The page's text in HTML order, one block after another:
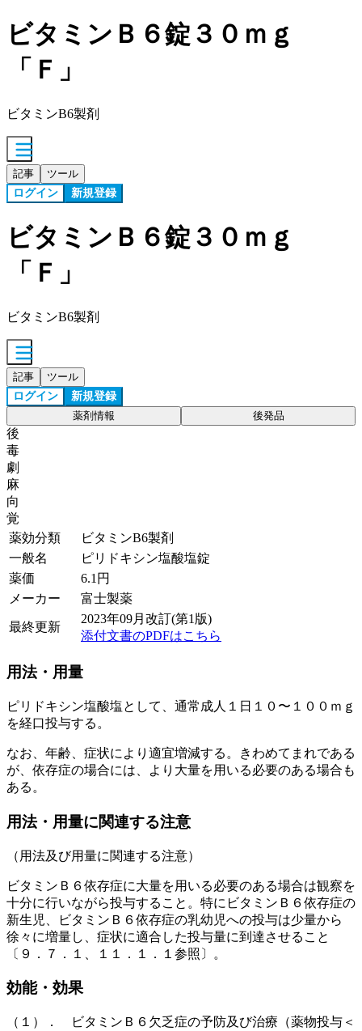
ビタミンＢ６錠３０ｍｇ
「Ｆ」
ビタミンB6製剤
記事 ツール
ログイン 新規登録
ビタミンＢ６錠３０ｍｇ
「Ｆ」
ビタミンB6製剤
記事 ツール
ログイン 新規登録
薬剤情報 後発品
後
毒
劇
麻
向
覚
薬効分類
ビタミンB6製剤
一般名
ピリドキシン塩酸塩錠
薬価
6.1 円
メーカー
富士製薬
最終更新
2023年09月改訂(第1版)
添付文書のPDFはこちら
用法・用量
ピリドキシン塩酸塩として、通常成人１日１０〜１００ｍｇ
を経口投与する。
なお、年齢、症状により適宜増減する。きわめてまれである
が、依存症の場合には、より大量を用いる必要のある場合も
ある。
用法・用量に関連する注意
（用法及び用量に関連する注意）
ビタミンＢ６依存症に大量を用いる必要のある場合は観察を
十分に行いながら投与すること。特にビタミンＢ６依存症の
新生児、ビタミンＢ６依存症の乳幼児への投与は少量から
徐々に増量し、症状に適合した投与量に到達させること
〔９．７．１、１１．１．１参照〕。
効能・効果
（１）． ビタミンＢ６欠乏症の予防及び治療（薬物投与＜